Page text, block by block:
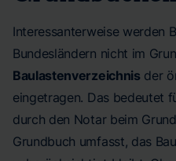
Interessanterweise werden
Bundesländern nicht im
Baulastenverzeichnis der
eingetragen. Das bedeutet
durch den Notar beim
Grundbuch umfasst, das